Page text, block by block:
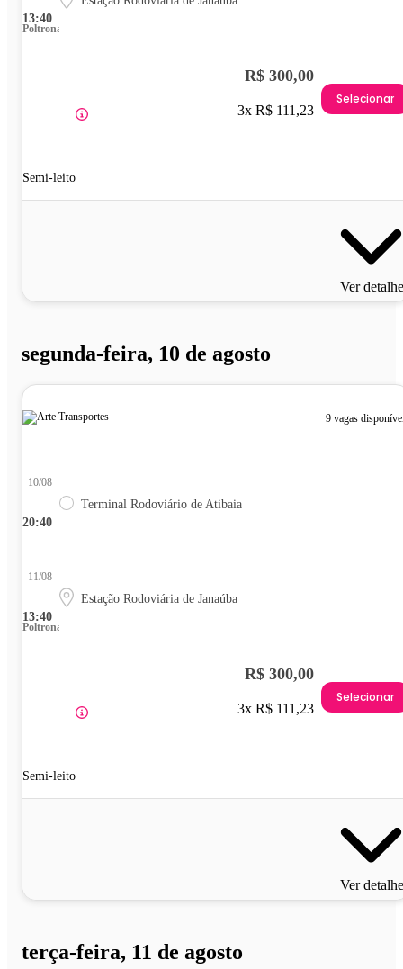
13:40
Poltrona
Semi-leito
R$ 300,00
3x R$ 111,23
Selecionar
Ver
segunda-feira, 10 de agosto
9 vagas
20:40
10/08
Terminal Rodoviário de Atibaia
13:40
11/08
Estação Rodoviária de Janaúba
Poltrona
Semi-leito
R$ 300,00
3x R$ 111,23
Selecionar
Ver
terça-feira, 11 de agosto